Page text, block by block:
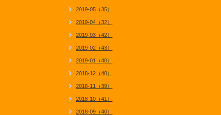
2019-05（35）
2019-04（32）
2019-03（42）
2019-02（43）
2019-01（40）
2018-12（40）
2018-11（39）
2018-10（41）
2018-09（40）